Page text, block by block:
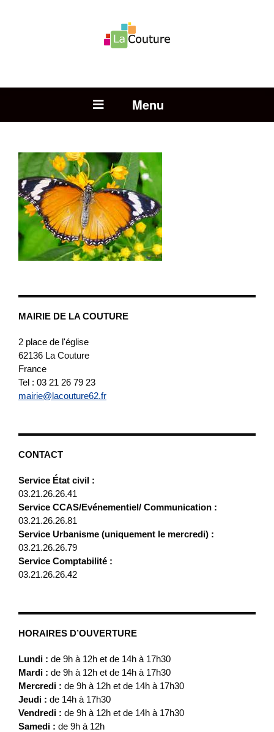
Open Menu
MAIRIE DE LA COUTURE
2 place de l'église
62136 La Couture
France
Tel : 03 21 26 79 23
mairie@lacouture62.fr
CONTACT
Service État civil :
03.21.26.26.41
Service CCAS/Evénementiel/ Communication :
03.21.26.26.81
Service Urbanisme (uniquement le mercredi) :
03.21.26.26.79
Service Comptabilité :
03.21.26.26.42
HORAIRES D’OUVERTURE
Lundi : de 9h à 12h et de 14h à 17h30
Mardi : de 9h à 12h et de 14h à 17h30
Mercredi : de 9h à 12h et de 14h à 17h30
Jeudi : de 14h à 17h30
Vendredi : de 9h à 12h et de 14h à 17h30
Samedi : de 9h à 12h